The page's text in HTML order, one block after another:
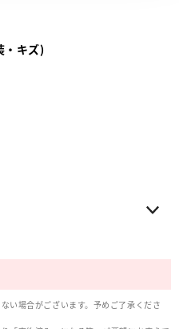
・キズ)
い場合がございます。予めご了承くださ